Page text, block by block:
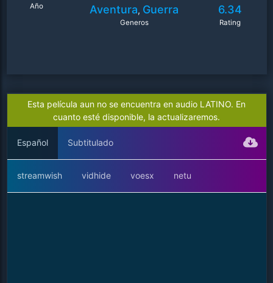
Año Aventura, Guerra
Generos
6.34
Rating
Esta película aun no se encuentra en audio LATINO. En
cuanto esté disponible, la actualizaremos.
Español Subtitulado
streamwish vidhide voesx netu